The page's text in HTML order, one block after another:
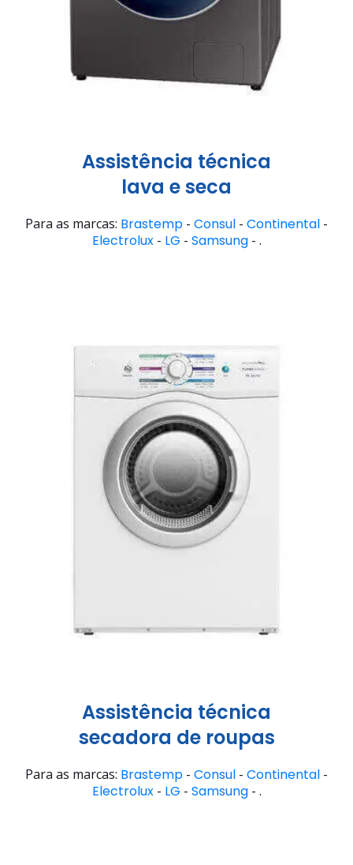
Assistência técnica
lava e seca
Para as marcas: Brastemp - Consul - Continental -
Electrolux- LG - Samsung- .
Assistência técnica
secadora de roupas
Para as marcas: Brastemp - Consul - Continental -
Electrolux- LG - Samsung- .